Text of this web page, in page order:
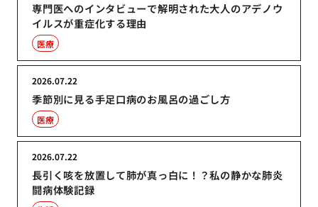
専門医へのインタビューで解明された大人のアデノウ
イルスが重症化する理由
医療
季節別に見る手足口病のお風呂の過ごし方
2026.07.22
医療
長引く咳を放置して肺が真っ白に！？私の静かな肺炎
闘病体験記録
2026.07.22